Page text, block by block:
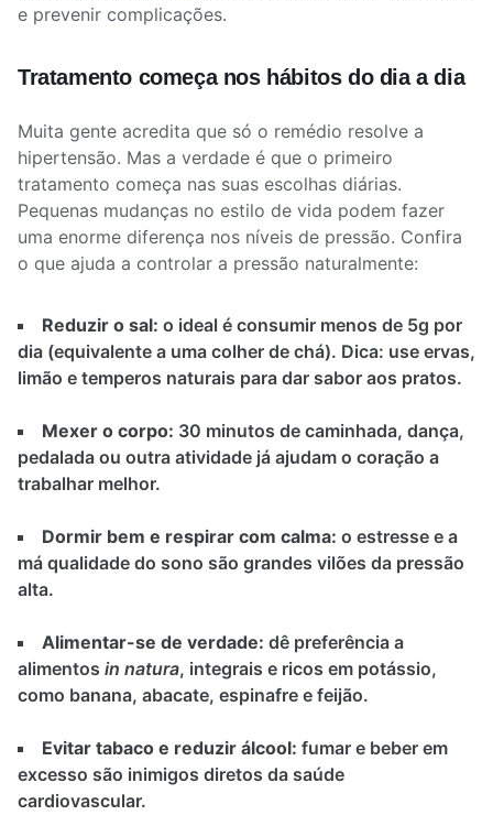
e prevenir complicações.
Tratamento começa nos hábitos do dia a dia
Muita gente acredita que só o remédio resolve a
hipertensão. Mas a verdade é que o primeiro
tratamento começa nas suas escolhas diárias.
Pequenas mudanças no estilo de vida podem fazer
uma enorme diferença nos níveis de pressão. Confira
o que ajuda a controlar a pressão naturalmente:
Reduzir o sal: o ideal é consumir menos de 5g por
dia (equivalente a uma colher de chá). Dica: use ervas,
limão e temperos naturais para dar sabor aos pratos.
Mexer o corpo: 30 minutos de caminhada, dança,
pedalada ou outra atividade já ajudam o coração a
trabalhar melhor.
Dormir bem e respirar com calma: o estresse e a
má qualidade do sono são grandes vilões da pressão
alta.
Alimentar-se de verdade: dê preferência a
alimentos in natura, integrais e ricos em potássio,
como banana, abacate, espinafre e feijão.
Evitar tabaco e reduzir álcool: fumar e beber em
excesso são inimigos diretos da saúde
cardiovascular.